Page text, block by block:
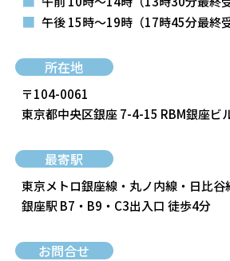
■ 午後 15時～19時 （17時45分最終
所在地
〒104-0061
東京都中央区銀座 7-4-15 RBM銀座ビ
最寄駅
東京メトロ銀座線・丸ノ内線・日比谷
銀座駅 B7・B9・C3出入口 徒歩4分
お問合せ